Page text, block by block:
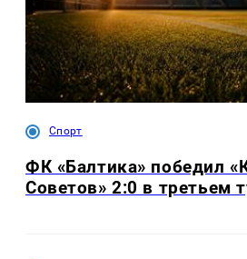
Спорт
ФК «Балтика» победил
Советов» 2:0 в третьем